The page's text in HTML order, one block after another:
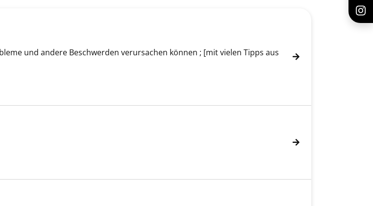
und andere Beschwerden verursachen können ; [mit vielen Tipps aus